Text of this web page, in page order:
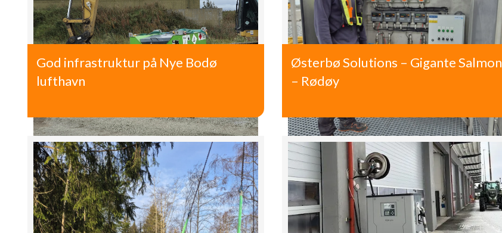
God infrastruktur på Nye Bodø
lufthavn
Østerbø Solutions – Gigante Salmon
– Rødøy